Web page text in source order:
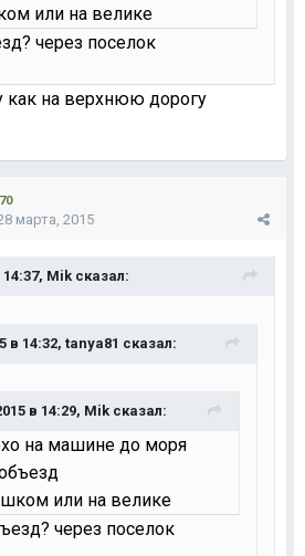
или на велике
через поселок
как на верхнюю дорогу
марта, 2015
14:37, Mik сказал:
в 14:32, tanya81 сказал:
в 14:29, Mik сказал:
на машине до моря
или на велике
через поселок